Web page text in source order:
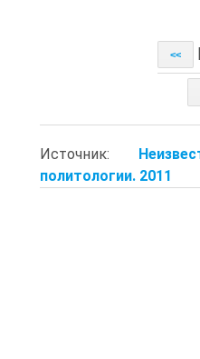
<<
Источник:
политологии. 2011